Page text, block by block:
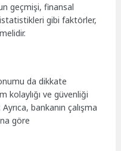
geçmişi, finansal
gibi faktörler,
da dikkate
kolaylığı ve güvenliği
bankanın çalışma
göre